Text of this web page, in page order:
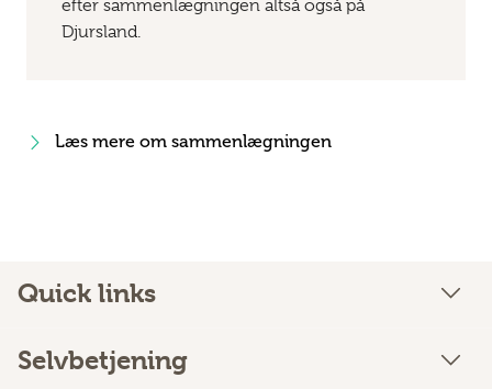
efter sammenlægningen altså også på
Djursland.
Læs mere om sammenlægningen
Quick links
Selvbetjening